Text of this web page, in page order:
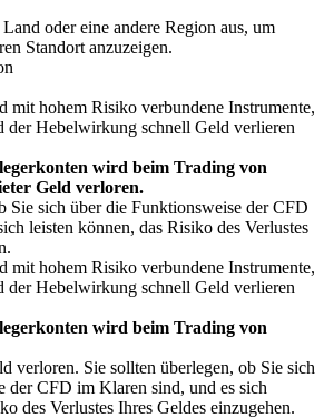
oder eine andere Region aus, um
Standort anzuzeigen.
mit hohem Risiko verbundene Instrumente,
der Hebelwirkung schnell Geld verlieren
wird beim Trading von
Geld verloren.
Sie sich über die Funktionsweise der CFD
leisten können, das Risiko des Verlustes
mit hohem Risiko verbundene Instrumente,
der Hebelwirkung schnell Geld verlieren
wird beim Trading von
verloren. Sie sollten überlegen, ob Sie sich
der CFD im Klaren sind, und es sich
des Verlustes Ihres Geldes einzugehen.